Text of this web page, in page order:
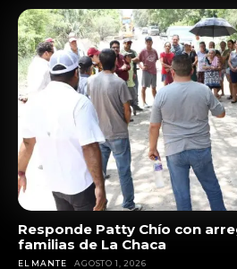
Responde Patty Chío con
familias de La Chaca
EL MANTE AGOSTO 1, 2026